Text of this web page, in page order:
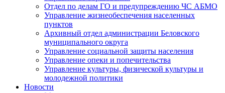
Отдел по делам ГО и предупреждению ЧС АБМО
Управление жизнеобеспечения населенных
пунктов
Архивный отдел администрации Беловского
муниципального округа
Управление социальной защиты населения
Управление опеки и попечительства
Управление культуры, физической культуры и
молодежной политики
Новости